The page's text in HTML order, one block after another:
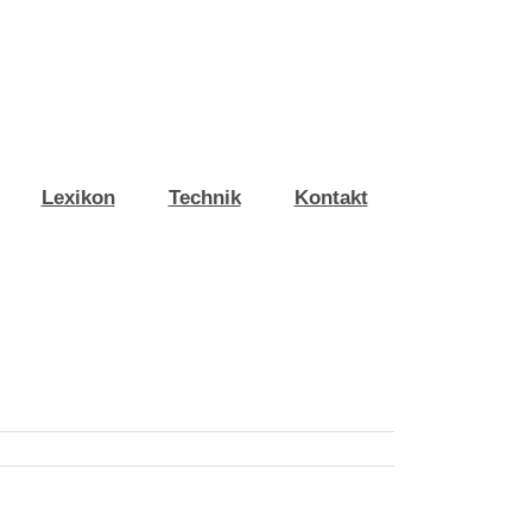
Lexikon Technik Kontakt